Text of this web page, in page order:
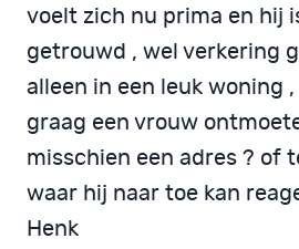
voelt zich nu prima en hij
getrouwd , wel verkering
alleen in een leuk woning
graag een vrouw
misschien een adres ? of
waar hij naar toe kan
Henk